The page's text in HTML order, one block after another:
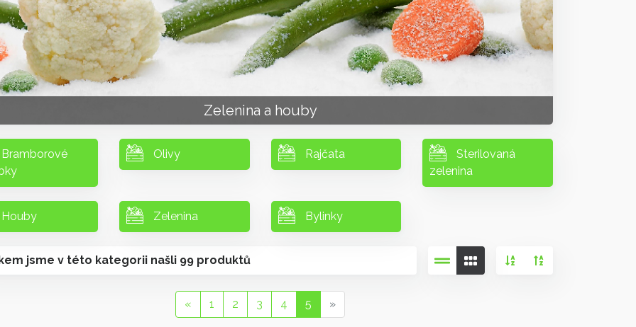
Zelenina a houby
Olivy Rajčata
Sterilovaná
zelenina
Zelenina Bylinky
jsme v této kategorii našli 99 produktů
« 1 2 3 4 5 »